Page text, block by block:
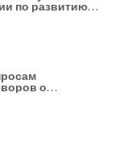
по развитию
о
SRL